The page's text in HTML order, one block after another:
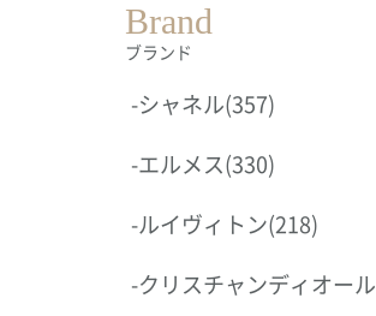
Brand
ブランド
-シャネル(357)
-エルメス(330)
-ルイヴィトン(218)
-クリスチャンディオール